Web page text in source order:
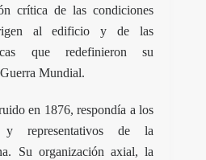
crítica de las condiciones
al edificio y de las
que redefinieron su
Mundial.
en 1876, respondía a los
y representativos de la
Su organización axial, la